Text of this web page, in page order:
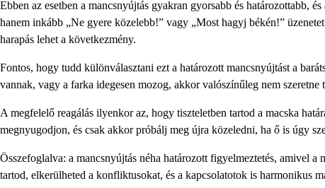
Ebben az esetben a mancsnyújtás gyakran gyorsabb és határozottabb,
hanem inkább „Ne gyere közelebb!” vagy „Most hagyj békén!”
harapás lehet a következmény.
Fontos, hogy tudd különválasztani ezt a határozott mancsnyújtást a
vannak, vagy a farka idegesen mozog, akkor valószínűleg nem szeretne
A megfelelő reagálás ilyenkor az, hogy tiszteletben tartod a macska
megnyugodjon, és csak akkor próbálj meg újra közeledni, ha ő is úgy
Összefoglalva: a mancsnyújtás néha határozott figyelmeztetés, amivel
tartod, elkerülheted a konfliktusokat, és a kapcsolatotok is harmonikus